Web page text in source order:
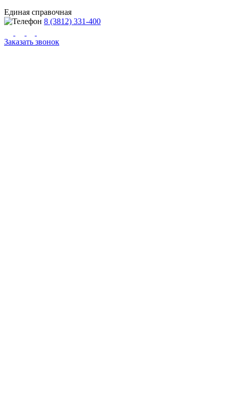
Единая справочная
8 (3812) 331-400
Заказать звонок